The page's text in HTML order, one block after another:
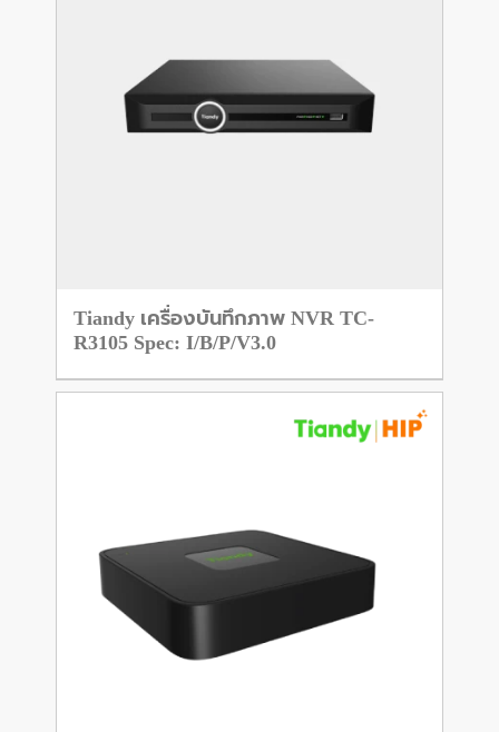
Tiandy เครื่องบันทึกภาพ NVR TC-
R3105 Spec: I/B/P/V3.0